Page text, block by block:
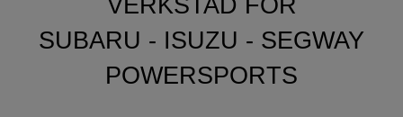
SUBARU - ISUZU - SEGWAY
POWERSPORTS